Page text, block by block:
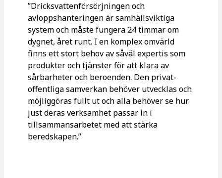
”Dricksvattenförsörjningen och
avloppshanteringen är samhällsviktiga
system och måste fungera 24 timmar om
dygnet, året runt. I en komplex omvärld
finns ett stort behov av såväl expertis som
produkter och tjänster för att klara av
sårbarheter och beroenden. Den privat-
offentliga samverkan behöver utvecklas och
möjliggöras fullt ut och alla behöver se hur
just deras verksamhet passar in i
tillsammansarbetet med att stärka
beredskapen.”